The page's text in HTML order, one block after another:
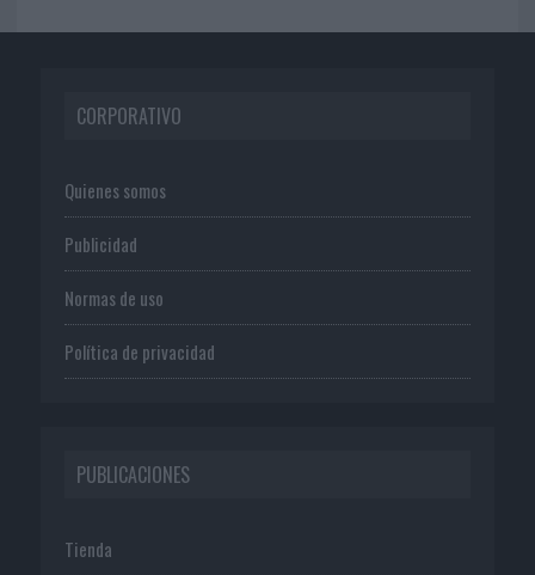
CORPORATIVO
Quienes somos
Publicidad
Normas de uso
Política de privacidad
PUBLICACIONES
Tienda